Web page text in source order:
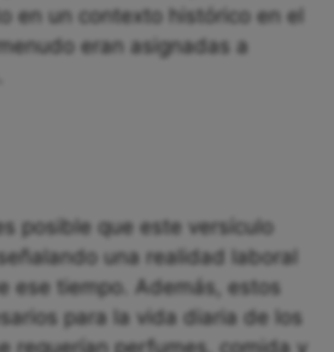
en un contexto histórico en el
eran asignadas a
posible que este versículo
una realidad laboral
ese tiempo. Además, estos
para la vida diaria de los